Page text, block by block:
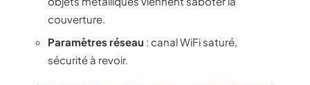
couverture.
Paramètres réseau : canal WiFi saturé,
sécurité à revoir.